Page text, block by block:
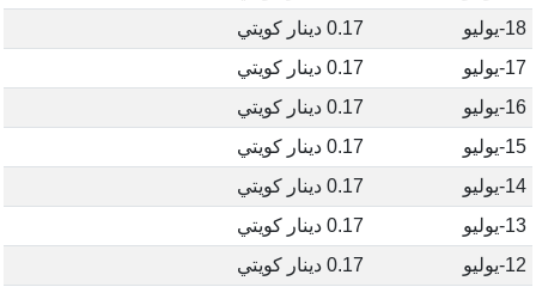
18-يوليو
0.17 دينار كويتي
17-يوليو
0.17 دينار كويتي
16-يوليو
0.17 دينار كويتي
15-يوليو
0.17 دينار كويتي
14-يوليو
0.17 دينار كويتي
13-يوليو
0.17 دينار كويتي
12-يوليو
0.17 دينار كويتي